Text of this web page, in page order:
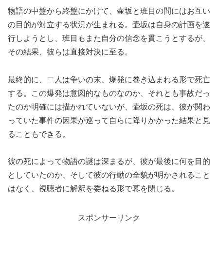
物語の中盤から終盤にかけて、壷坂と班目の間にはお互い
の目的が対立する状況が生まれる。壷坂は自身の計画を遂
行しようとし、班目もまた自分の信念を貫こうとするが、
その結果、彼らは直接対決に至る。
最終的に、二人は争いの末、爆発に巻き込まれる形で死亡
する。この爆発は意図的なものなのか、それとも事故だっ
たのか明確には描かれていないが、壷坂の死は、彼が関わ
っていた事件の因果が巡って自らに降りかかった結果と見
ることもできる。
彼の死によって物語の謎は深まるが、彼が最後に何を目的
としていたのか、そして彼の行動の全貌が明かされること
はなく、視聴者に解釈を委ねる形で幕を閉じる。
スポンサーリンク